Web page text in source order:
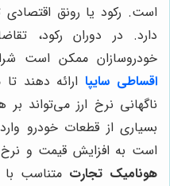
است. رکود یا رونق اقتصادی
دارد. در دوران رکود،
خودروسازان ممکن است
اقساطی سایپاارائه دهند تا
ناگهانی نرخ ارز می‌تواند بر
بسیاری از قطعات خودرو
است به افزایش قیمت و
هونامیک تجارت متناسب با